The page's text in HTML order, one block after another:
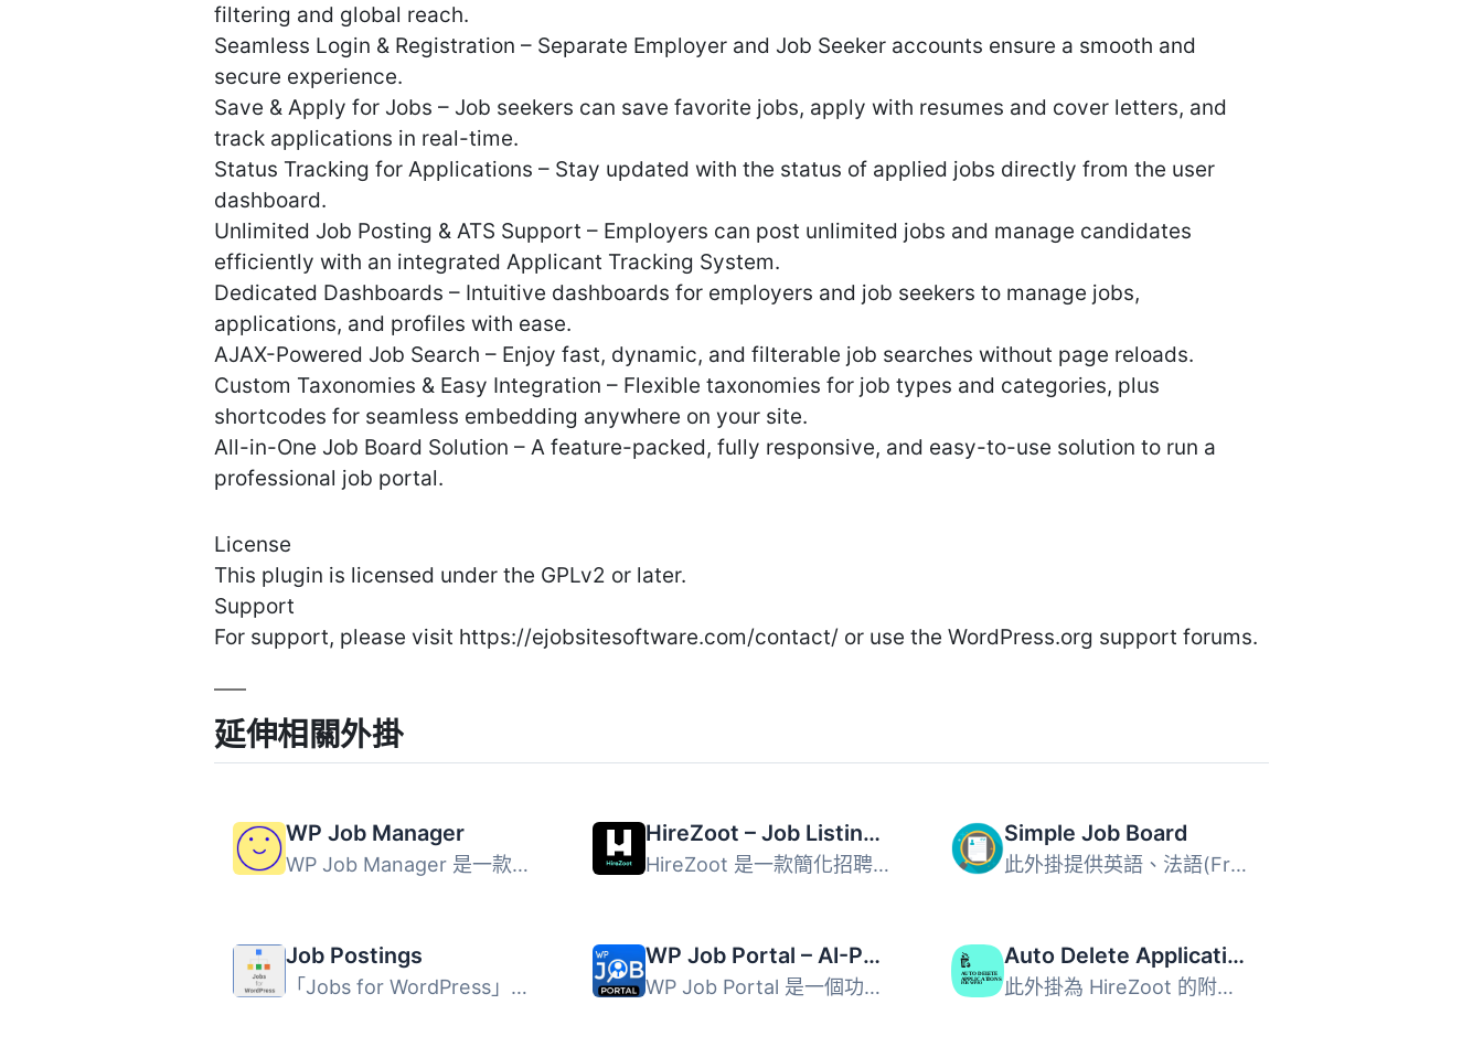
filtering and global reach.
Seamless Login & Registration – Separate Employer and Job Seeker accounts ensure a smooth and
secure experience.
Save & Apply for Jobs – Job seekers can save favorite jobs, apply with resumes and cover letters, and
track applications in real-time.
Status Tracking for Applications – Stay updated with the status of applied jobs directly from the user
dashboard.
Unlimited Job Posting & ATS Support – Employers can post unlimited jobs and manage candidates
efficiently with an integrated Applicant Tracking System.
Dedicated Dashboards – Intuitive dashboards for employers and job seekers to manage jobs,
applications, and profiles with ease.
AJAX-Powered Job Search – Enjoy fast, dynamic, and filterable job searches without page reloads.
Custom Taxonomies & Easy Integration – Flexible taxonomies for job types and categories, plus
shortcodes for seamless embedding anywhere on your site.
All-in-One Job Board Solution – A feature-packed, fully responsive, and easy-to-use solution to run a
professional job portal.
License
This plugin is licensed under the GPLv2 or later.
Support
For support, please visit https://ejobsitesoftware.com/contact/ or use the WordPress.org support forums.
延伸相關外掛
WP Job Manager
WP Job Manager 是一款輕量級的工作列表外掛，可將類似招聘網...
HireZoot – Job Listings, Career Page & Recruitment Tool
HireZoot 是一款簡化招聘流程的外掛，讓使用者能夠輕鬆新增職...
Simple Job Board
此外掛提供英語、法語(Français)、阿拉伯語(العربية)、巴西葡...
Job Postings
「Jobs for WordPress」是一個功能強大的 WordPress 外掛，可...
WP Job Portal – AI-Powered Recruitment System for Company or Job Board website
WP Job Portal 是一個功能豐富、先進的招聘外掛，提供華麗的...
Auto Delete Applications – Add-on for HireZoot
此外掛為 HireZoot 的附加功能，能定期自動刪除收到的求職申...